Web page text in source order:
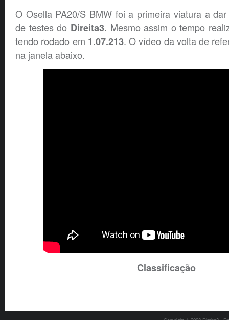
O Osella PA20/S BMW foi a primeira viatura a
de testes do Direita3. Mesmo assim o tempo
tendo rodado em 1.07.213. O vídeo da volta de
na janela abaixo.
Classificação